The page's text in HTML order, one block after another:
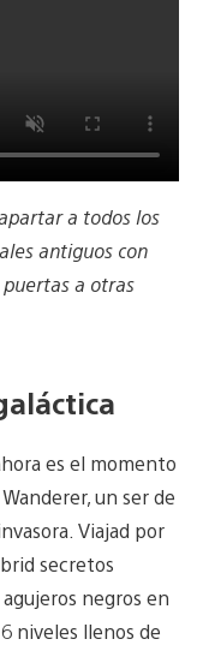
a todos los
antiguos con
a otras
es el momento
un ser de
Viajad por
secretos
negros en
niveles llenos de